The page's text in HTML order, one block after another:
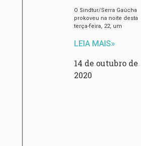
O Sindtur/Serra Gaúcha
prokoveu na noite desta
terça-feira, 22, um
LEIA MAIS»
14 de outubro de
2020